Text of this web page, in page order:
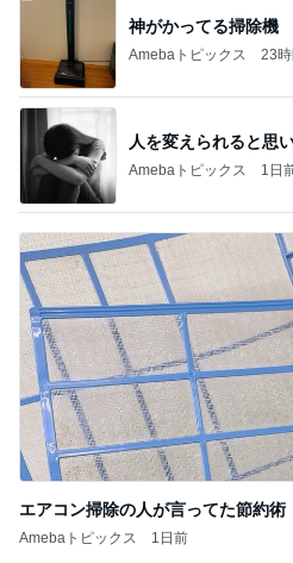
神がかってる掃除機
Amebaトピックス 23
人を変えられると思
Amebaトピックス 1日
エアコン掃除の人が言ってた節約術
Amebaトピックス 1日前